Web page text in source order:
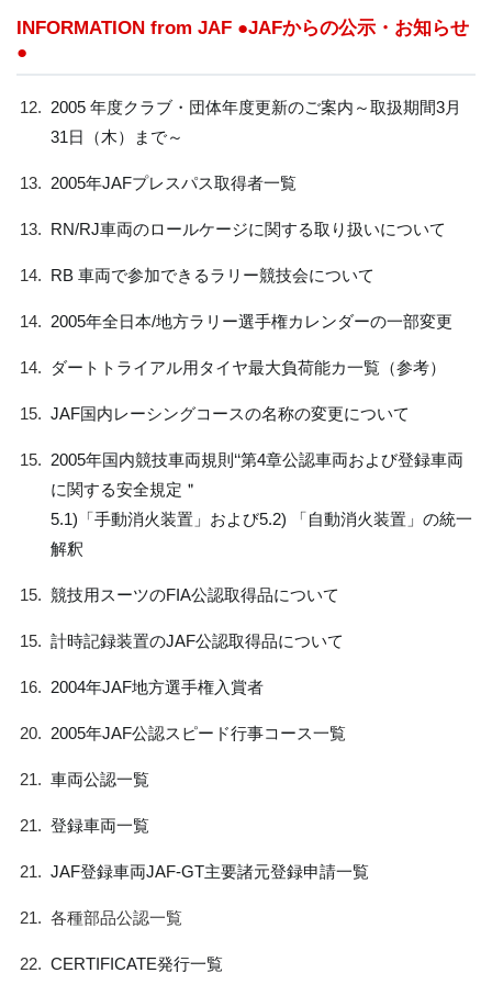
INFORMATION from JAF ●JAFからの公示・お知らせ
●
12. 2005 年度クラブ・団体年度更新のご案内～取扱期間3月
31日（木）まで～
13. 2005年JAFプレスパス取得者一覧
13. RN/RJ車両のロールケージに関する取り扱いについて
14. RB 車両で参加できるラリー競技会について
14. 2005年全日本/地方ラリー選手権カレンダーの一部変更
14. ダートトライアル用タイヤ最大負荷能カ一覧（参考）
15. JAF国内レーシングコースの名称の変更について
15. 2005年国内競技車両規則‘‘第4章公認車両および登録車両
に関する安全規定＂
5.1)「手動消火装置」および5.2) 「自動消火装置」の統一
解釈
15. 競技用スーツのFIA公認取得品について
15. 計時記録装置のJAF公認取得品について
16. 2004年JAF地方選手権入賞者
20. 2005年JAF公認スピード行事コース一覧
21. 車両公認一覧
21. 登録車両一覧
21. JAF登録車両JAF-GT主要諸元登録申請一覧
21. 各種部品公認一覧
22. CERTIFICATE発行一覧